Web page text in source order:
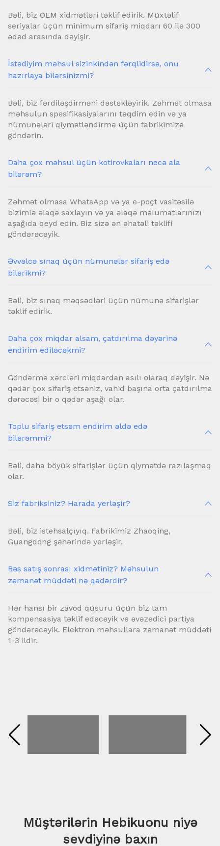
Bəli, biz OEM xidmətləri təklif edirik. Müxtəlif
seriyalar üçün minimum sifariş miqdarı 60 ilə 300
ədəd arasında dəyişir.
İstədiyim məhsul sizinkindən fərqlidirsə, onu
hazırlaya bilərsinizmi?
Bəli, biz fərdiləşdirməni dəstəkləyirik. Zəhmət olmasa
məhsulun spesifikasiyalarını təqdim edin və ya
nümunələri qiymətləndirmə üçün fabrikimizə
göndərin.
Daha çox məhsul üçün kotirovkaları necə ala
bilərəm?
Zəhmət olmasa WhatsApp və ya e-poçt vasitəsilə
bizimlə əlaqə saxlayın və ya əlaqə məlumatlarınızı
aşağıda qeyd edin. Biz sizə ən əhatəli təklifi
göndərəcəyik.
Əvvəlcə sınaq üçün nümunələr sifariş edə
bilərikmi?
Bəli, biz sınaq məqsədləri üçün nümunə sifarişlər
təklif edirik.
Daha çox miqdar alsam, çatdırılma dəyərinə
endirim ediləcəkmi?
Göndərmə xərcləri miqdardan asılı olaraq dəyişir. Nə
qədər çox sifariş etsəniz, vahid başına orta çatdırılma
dərəcəsi bir o qədər aşağı olar.
Toplu sifariş etsəm endirim əldə edə
bilərəmmi?
Bəli, daha böyük sifarişlər üçün qiymətdə razılaşmaq
olar.
Siz fabriksiniz? Harada yerləşir?
Bəli, biz istehsalçıyıq. Fabrikimiz Zhaoqing,
Guangdong şəhərində yerləşir.
Bəs satış sonrası xidmətiniz? Məhsulun
zəmanət müddəti nə qədərdir?
Hər hansı bir zavod qüsuru üçün biz tam
kompensasiya təklif edəcəyik və əvəzedici partiya
göndərəcəyik. Elektron məhsullara zəmanət müddəti
1-3 ildir.
Müştərilərin Hebikuonu niyə
sevdiyinə baxın